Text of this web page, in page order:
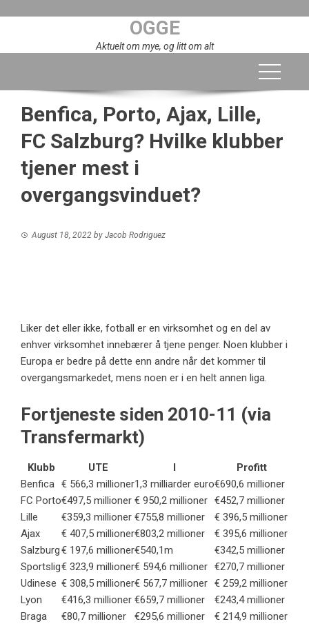
OGGE
Aktuelt om mye, og litt om alt
Benfica, Porto, Ajax, Lille,
FC Salzburg? Hvilke klubber
tjener mest i
overgangsvinduet?
August 18, 2022 by Jacob Rodriguez
Liker det eller ikke, fotball er en virksomhet og en del av
enhver virksomhet innebærer å tjene penger. Noen klubber i
Europa er bedre på dette enn andre når det kommer til
overgangsmarkedet, mens noen er i en helt annen liga.
Fortjeneste siden 2010-11 (via
Transfermarkt)
Klubb UTE
Profitt
Benfica € 566,3 millioner1,3 milliarder euro€690,6 millioner
FC Porto€497,5 millioner € 950,2 millioner €452,7 millioner
Lille
€359,3 millioner €755,8 millioner
€ 396,5 millioner
Ajax
€ 407,5 millioner€803,2 millioner
€ 395,6 millioner
Salzburg€ 197,6 millioner€540,1m
€342,5 millioner
Sportslig€ 323,9 millioner€ 594,6 millioner €270,7 millioner
Udinese € 308,5 millioner€ 567,7 millioner € 259,2 millioner
Lyon
€416,3 millioner €659,7 millioner
€243,4 millioner
Braga
€80,7 millioner €295,6 millioner
€ 214,9 millioner